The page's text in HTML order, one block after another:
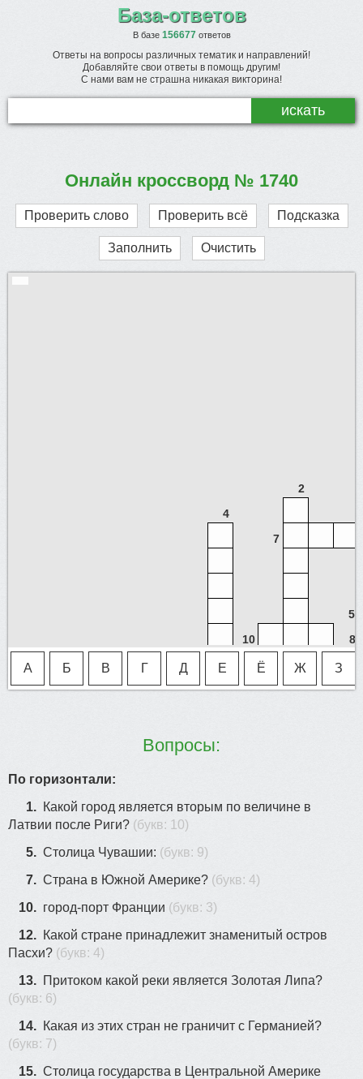
База-ответов
В базе 156677ответов
Ответы на вопросы различных тематик и направлений!
Добавляйте свои ответы в помощь другим!
С нами вам не страшна никакая викторина!
Онлайн кроссворд № 1740
Проверить слово Проверить всё Подсказка
Заполнить Очистить
А Б В Г Д Е Ё Ж З
2
4
7
5
10
8
1
Вопросы:
По горизонтали:
1. Какой город является вторым по величине в
Латвии после Риги? (букв: 10)
5. Столица Чувашии: (букв: 9)
7. Страна в Южной Америке? (букв: 4)
10. город-порт Франции (букв: 3)
12. Какой стране принадлежит знаменитый остров
Пасхи? (букв: 4)
13. Притоком какой реки является Золотая Липа?
(букв: 6)
14. Какая из этих стран не граничит с Германией?
(букв: 7)
15. Столица государства в Центральной Америке